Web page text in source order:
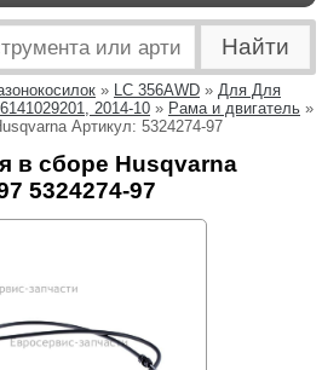
» LC 356AWD » Для Для
2014-10 » Рама и двигатель »
Артикул: 5324274-97
в сборе Husqvarna
5324274-97